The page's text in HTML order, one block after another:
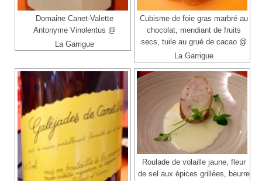
Domaine Canet-Valette
Antonyme Vinolentus @
La Garrigue
Cubisme de foie gras marbré au
chocolat, mendiant de fruits
secs, tuile au grué de cacao @
La Garrigue
Roulade de volaille jaune, fleur
de sel aux épices grillées, beurre